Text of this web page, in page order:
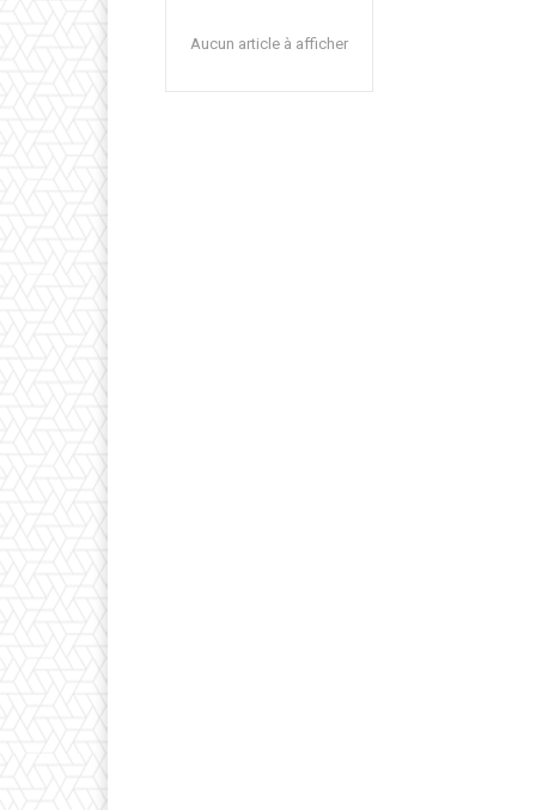
Aucun article à afficher